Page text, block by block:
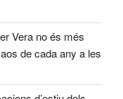
Vera no és més
de cada any a les